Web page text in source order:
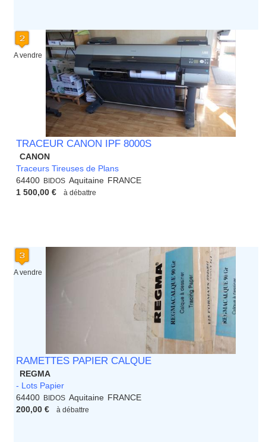
A vendre
TRACEUR CANON IPF 8000S
CANON
Traceurs Tireuses de Plans
64400 BIDOS Aquitaine FRANCE
1 500,00 €
à débattre
A vendre
RAMETTES PAPIER CALQUE
REGMA
- Lots Papier
64400 BIDOS Aquitaine FRANCE
200,00 €
à débattre